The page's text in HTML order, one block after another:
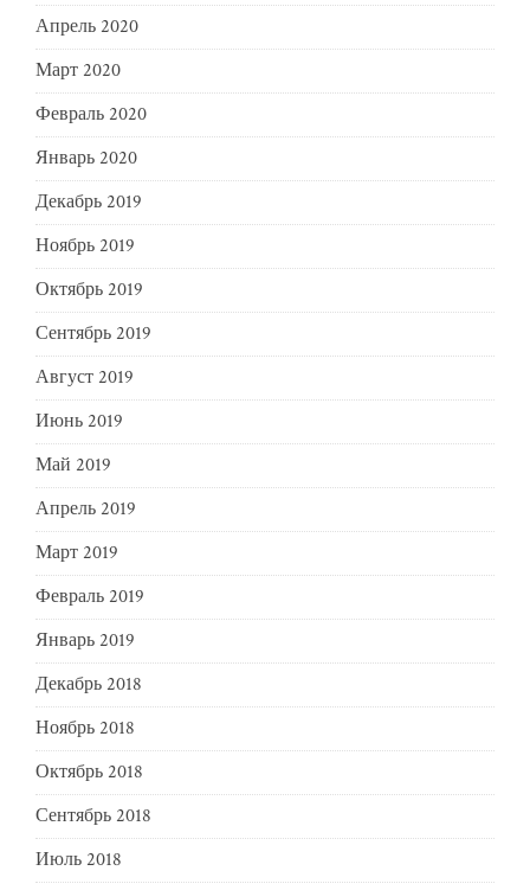
Апрель 2020
Март 2020
Февраль 2020
Январь 2020
Декабрь 2019
Ноябрь 2019
Октябрь 2019
Сентябрь 2019
Август 2019
Июнь 2019
Май 2019
Апрель 2019
Март 2019
Февраль 2019
Январь 2019
Декабрь 2018
Ноябрь 2018
Октябрь 2018
Сентябрь 2018
Июль 2018